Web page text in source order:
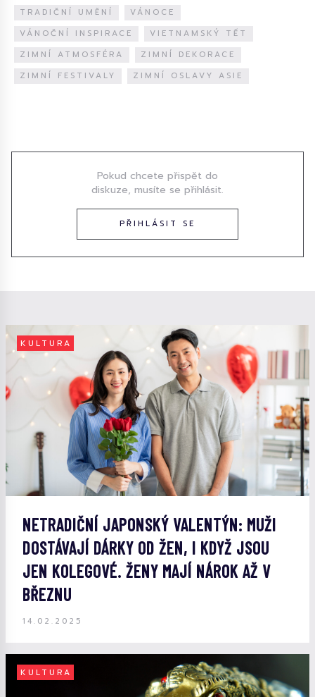
TRADIČNÍ UMĚNÍ
VÁNOCE
VÁNOČNÍ INSPIRACE
VIETNAMSKÝ TẾT
ZIMNÍ ATMOSFÉRA
ZIMNÍ DEKORACE
ZIMNÍ FESTIVALY
ZIMNÍ OSLAVY ASIE
Pokud chcete přispět do
diskuze, musíte se přihlásit.
PŘIHLÁSIT SE
KULTURA
NETRADIČNÍ JAPONSKÝ VALENTÝN: MUŽI
DOSTÁVAJÍ DÁRKY OD ŽEN, I KDYŽ JSOU
JEN KOLEGOVÉ. ŽENY MAJÍ NÁROK AŽ V
BŘEZNU
14.02.2025
KULTURA